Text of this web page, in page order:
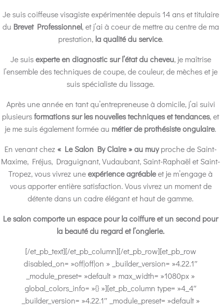
Je suis coiffeuse visagiste expérimentée depuis 14 ans et titulaire
du Brevet Professionnel, et j’ai à coeur de mettre au centre de ma
prestation, la qualité du service.
Je suisexperte en diagnostic sur l’état du cheveu, je maîtrise
l’ensemble des techniques de coupe, de couleur, de mèches et je
suis spécialiste du lissage.
Après une année en tant qu’entrepreneuse à domicile, j’ai suivi
plusieursformations sur les nouvelles techniques et tendances, et
je me suis également formée au métier de prothésiste ongulaire.
En venant chez « Le Salon By Claire » au muyproche de Saint-
Maxime, Fréjus, Draguignant, Vudaubant, Saint-Raphaël et Saint-
Tropez, vous vivrez uneexpérience agréableet je m’engage à
vous apporter entière satisfaction. Vous vivrez un moment de
détente dans un cadre élégant et haut de gamme.
Le salon comporte un espace pour la coiffure et un second pour
la beauté du regard et l’onglerie.
[/et_pb_text][/et_pb_column][/et_pb_row][et_pb_row
disabled_on= »off|off|on » _builder_version= »4.22.1″
_module_preset= »default » max_width= »1080px »
global_colors_info= »{} »][et_pb_column type= »4_4″
_builder_version= »4.22.1″ _module_preset= »default »